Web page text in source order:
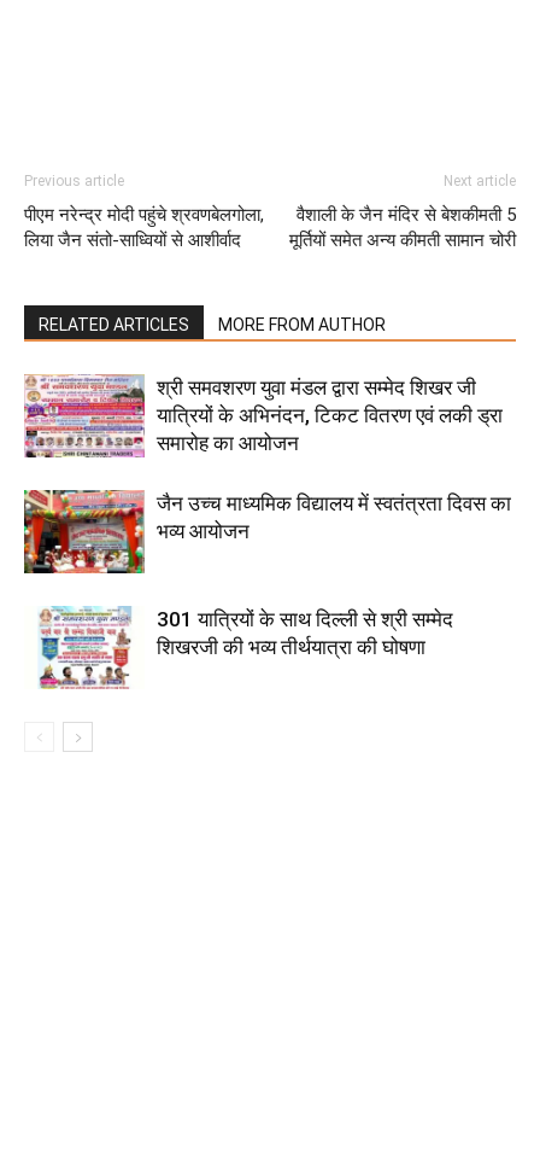
Previous article
पीएम नरेन्द्र मोदी पहुंचे श्रवणबेलगोला,
लिया जैन संतो-साध्वियों से आशीर्वाद
Next article
वैशाली के जैन मंदिर से बेशकीमती 5
मूर्तियों समेत अन्य कीमती सामान चोरी
RELATED ARTICLES MORE FROM AUTHOR
श्री समवशरण युवा मंडल द्वारा सम्मेद शिखर जी
यात्रियों के अभिनंदन, टिकट वितरण एवं लकी ड्रा
समारोह का आयोजन
जैन उच्च माध्यमिक विद्यालय में स्वतंत्रता दिवस का
भव्य आयोजन
301 यात्रियों के साथ दिल्ली से श्री सम्मेद
शिखरजी की भव्य तीर्थयात्रा की घोषणा